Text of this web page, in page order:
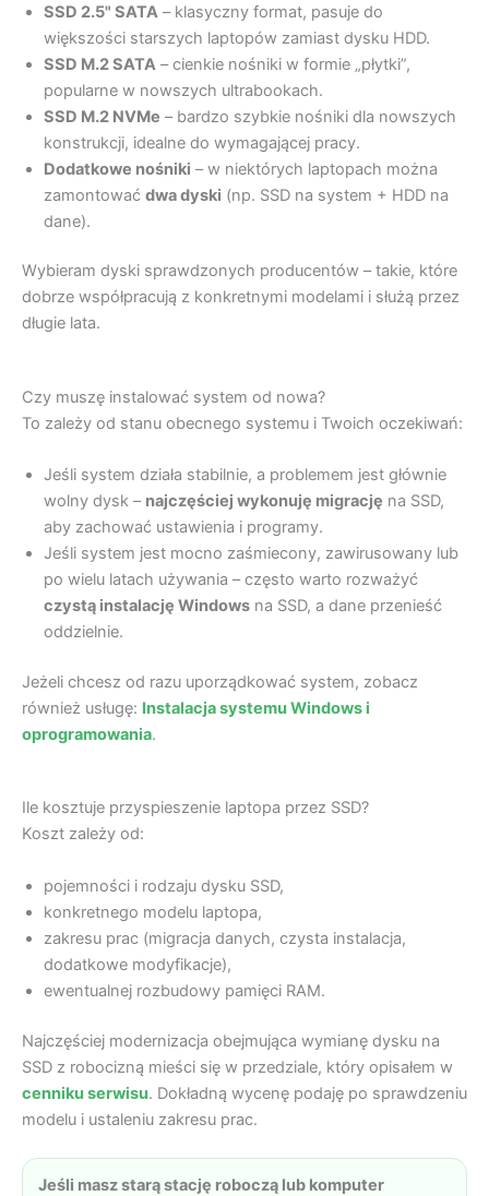
SSD 2.5" SATA – klasyczny format, pasuje do
większości starszych laptopów zamiast dysku HDD.
SSD M.2 SATA – cienkie nośniki w formie „płytki”,
popularne w nowszych ultrabookach.
SSD M.2 NVMe – bardzo szybkie nośniki dla nowszych
konstrukcji, idealne do wymagającej pracy.
Dodatkowe nośniki – w niektórych laptopach można
zamontować dwa dyski (np. SSD na system + HDD na
dane).
Wybieram dyski sprawdzonych producentów – takie, które
dobrze współpracują z konkretnymi modelami i służą przez
długie lata.
Czy muszę instalować system od nowa?
To zależy od stanu obecnego systemu i Twoich oczekiwań:
Jeśli system działa stabilnie, a problemem jest głównie
wolny dysk – najczęściej wykonuję migrację na SSD,
aby zachować ustawienia i programy.
Jeśli system jest mocno zaśmiecony, zawirusowany lub
po wielu latach używania – często warto rozważyć
czystą instalację Windows na SSD, a dane przenieść
oddzielnie.
Jeżeli chcesz od razu uporządkować system, zobacz
również usługę: Instalacja systemu Windows i
oprogramowania.
Ile kosztuje przyspieszenie laptopa przez SSD?
Koszt zależy od:
pojemności i rodzaju dysku SSD,
konkretnego modelu laptopa,
zakresu prac (migracja danych, czysta instalacja,
dodatkowe modyfikacje),
ewentualnej rozbudowy pamięci RAM.
Najczęściej modernizacja obejmująca wymianę dysku na
SSD z robocizną mieści się w przedziale, który opisałem w
cenniku serwisu. Dokładną wycenę podaję po sprawdzeniu
modelu i ustaleniu zakresu prac.
Jeśli masz starą stację roboczą lub komputer